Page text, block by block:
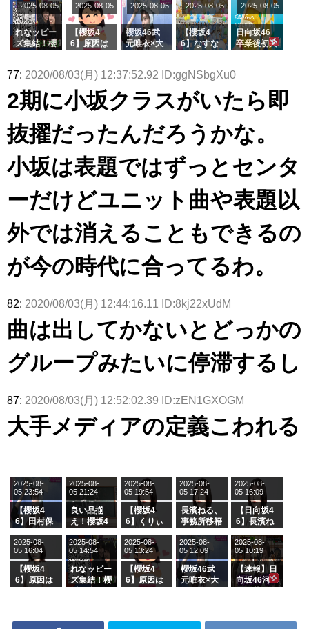
きた。】
ージを脱い
でいた理由
グル『Mak
e or Brea
k』オフィ
シャルグッ
ズ絶賛販売
の2人を手
玉に取る大
沼晶保【く
りぃむナン
タラ】
属を発表
ら移籍しフ
ラーム所属
に。これで
事務所に所
属している
れなッピー
ズ集結！櫻
理子、8/6
「ラヴィッ
ト！」水曜
スタジオ出
2025-08-05
【櫻坂4
6】原因は
uddiesを
ざわつかせ
る...
2025-08-05
櫻坂46武
元唯衣×大
カップお姉
【くりぃむ
ナンタラ】
2025-08-05
【櫻坂4
6】なすな
2曲目っ
ィット 東
京ドーム公
2025-08-05
日向坂46
卒業後初共
んと再会し
た結果･･･
んを連れて
きた。】
2025-08-05
77: 2020/08/03(月) 12:37:52.92 ID:ggNSbgXu0
2期に小坂クラスがいたら即
抜擢だったんだろうかな。
小坂は表題ではずっとセンタ
ーだけどユニット曲や表題以
外では消えることもできるの
が今の時代に合ってるわ。
82: 2020/08/03(月) 12:44:16.11 ID:8kj22xUdM
曲は出してかないとどっかの
グループみたいに停滞するし
87: 2020/08/03(月) 12:52:02.39 ID:zEN1GXOGM
大手メディアの定義こわれる
【櫻坂4
6】田村保
ージを脱い
でいた理由
2025-08-
05 23:54
良い品揃
え！櫻坂4
グル『Mak
e or Brea
k』オフィ
シャルグッ
ズ絶賛販売
2025-08-
05 21:24
【櫻坂4
6】くりぃ
の2人を手
玉に取る大
沼晶保【く
りぃむナン
タラ】
2025-08-
05 19:54
長濱ねる、
事務所移籍
属を発表
2025-08-
05 17:24
【日向坂4
6】長濱ね
ら移籍しフ
ラーム所属
に。これで
事務所に所
属している
がこちら
2025-08-
05 16:09
【櫻坂4
6】原因は
ざわつかせ
2025-08-
05 16:04
れなッピー
ズ集結！櫻
「ラヴィッ
2025-08-
05 14:54
【櫻坂4
6】原因は
ざわつかせ
2025-08-
05 13:24
櫻坂46武
元唯衣×大
さんに恐怖
2025-08-
05 12:09
【速報】日
向坂46河
2025-08-
05 10:19